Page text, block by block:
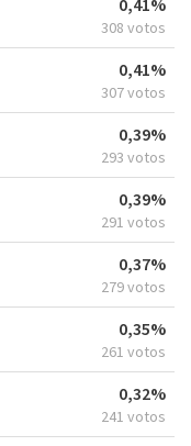
0,41%
308 votos
0,41%
307 votos
0,39%
293 votos
0,39%
291 votos
0,37%
279 votos
0,35%
261 votos
0,32%
241 votos